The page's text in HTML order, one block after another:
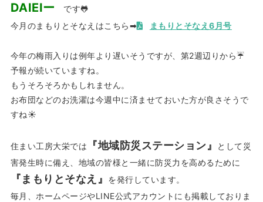
DAIEIー
です🐸
今月のまもりとそなえはこちら➡
まもりとそなえ6月号
今年の梅雨入りは例年より遅いそうですが、第2週辺りから☔
予報が続いていますね。
もうそろそろかもしれません。
お布団などのお洗濯は今週中に済ませておいた方が良さそうで
すね☀
住まい工房大栄では 『地域防災ステーション』
として災
害発生時に備え、地域の皆様と一緒に防災力を高めるために
『まもりとそなえ』
を発行しています。
毎月、ホームページやLINE公式アカウントにも掲載しておりま